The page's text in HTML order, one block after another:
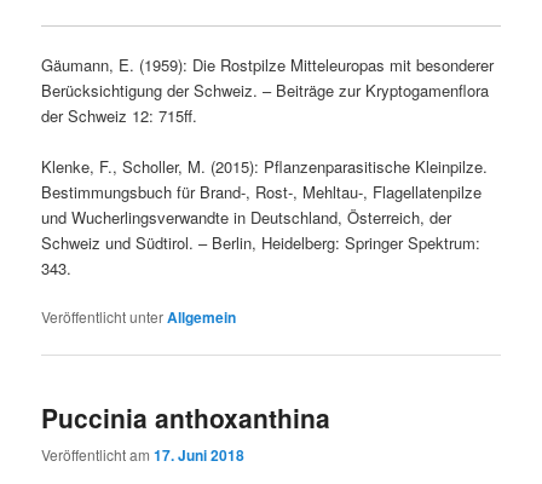
Gäumann, E. (1959): Die Rostpilze Mitteleuropas mit besonderer
Berücksichtigung der Schweiz. – Beiträge zur Kryptogamenflora
der Schweiz 12: 715ff.
Klenke, F., Scholler, M. (2015): Pflanzenparasitische Kleinpilze.
Bestimmungsbuch für Brand-, Rost-, Mehltau-, Flagellatenpilze
und Wucherlingsverwandte in Deutschland, Österreich, der
Schweiz und Südtirol. – Berlin, Heidelberg: Springer Spektrum:
343.
Veröffentlicht unterAllgemein
Puccinia anthoxanthina
Veröffentlicht am17. Juni 2018